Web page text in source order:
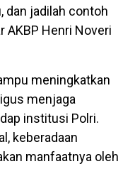
dan jadilah contoh
AKBP Henri Noveri
meningkatkan
menjaga
institusi Polri.
keberadaan
manfaatnya oleh